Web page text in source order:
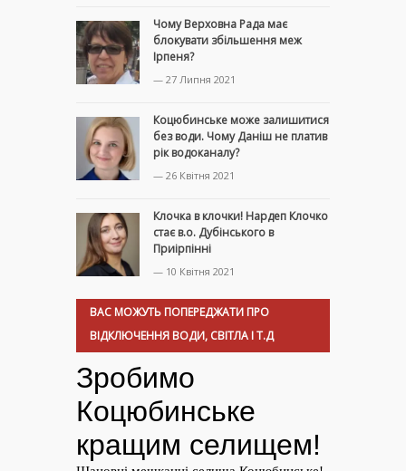
Чому Верховна Рада має
блокувати збільшення меж
Ірпеня?
— 27 Липня 2021
Коцюбинське може залишитися
без води. Чому Даніш не платив
рік водоканалу?
— 26 Квітня 2021
Клочка в клочки! Нардеп Клочко
стає в.о. Дубінського в
Приірпінні
— 10 Квітня 2021
ВАС МОЖУТЬ ПОПЕРЕДЖАТИ ПРО
ВІДКЛЮЧЕННЯ ВОДИ, СВІТЛА І Т.Д